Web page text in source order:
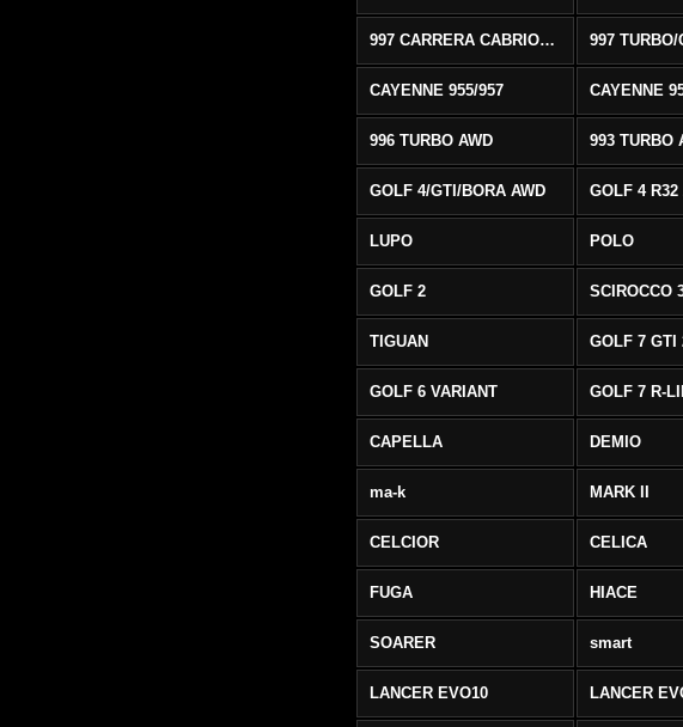
997 CARRERA CABRIOLET 2/S
CAYENNE 955/957 CAYENNE
996 TURBO AWD 993 TURBO
GOLF 4/GTI/BORA AWD GOLF 4 R32
LUPO POLO
GOLF 2 SCIROCCO
TIGUAN GOLF 7 GTI
GOLF 6 VARIANT GOLF 7 R-
CAPELLA DEMIO
ma-k MARK II
CELCIOR CELICA
FUGA HIACE
SOARER smart
LANCER EVO10 LANCER